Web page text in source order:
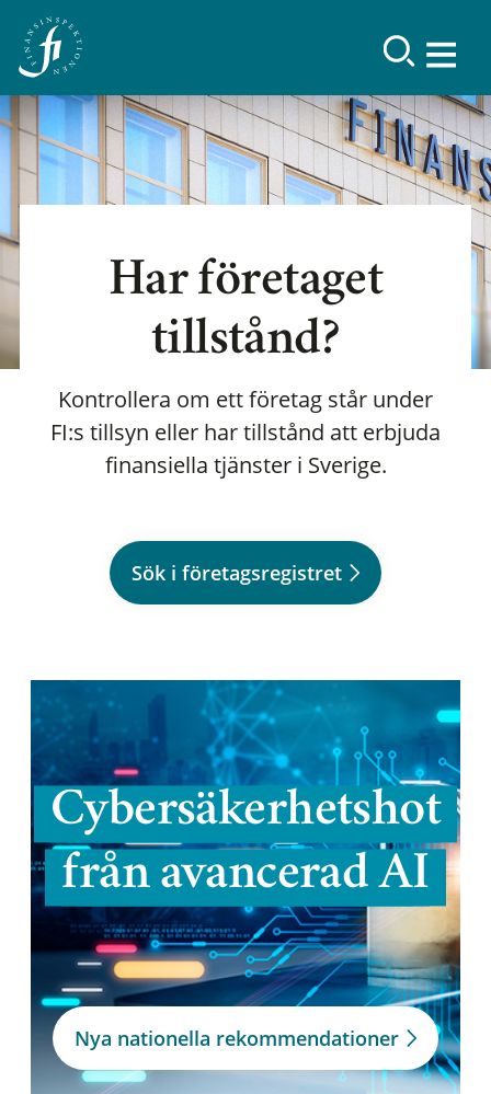
Har företaget
tillstånd?
Kontrollera om ett företag står under
FI:s tillsyn eller har tillstånd att erbjuda
finansiella tjänster i Sverige.
Sök i företagsregistret
Cybersäkerhetshot
från avancerad AI
Nya nationella rekommendationer